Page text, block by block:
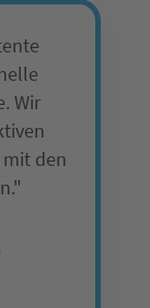
Wir
den